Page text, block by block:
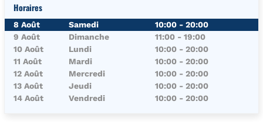
Horaires
Jour de la SemaineHoraires
8 Août Samedi 10:00 - 20:00
9 Août
Dimanche 11:00 - 19:00
10 Août
Lundi 10:00 - 20:00
11 Août
Mardi 10:00 - 20:00
12 Août
Mercredi 10:00 - 20:00
13 Août
Jeudi 10:00 - 20:00
14 Août
Vendredi 10:00 - 20:00